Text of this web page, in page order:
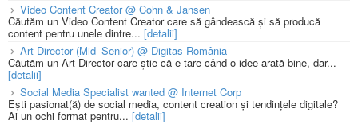
Video Content Creator @ Cohn & Jansen
Căutăm un Video Content Creator care să gândească și să producă
content pentru unele dintre... [detalii]
Art Director (Mid–Senior) @ Digitas România
Căutăm un Art Director care știe că e tare când o idee arată bine, dar...
[detalii]
Social Media Specialist wanted @ Internet Corp
Ești pasionat(ă) de social media, content creation și tendințele digitale?
Ai un ochi format pentru... [detalii]